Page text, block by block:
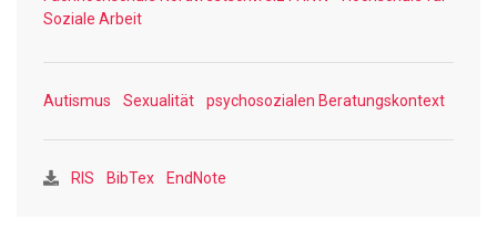
Fachpersonen.
Soziale Arbeit
Autismus Sexualität psychosozialen Beratungskontext
RIS BibTex EndNote